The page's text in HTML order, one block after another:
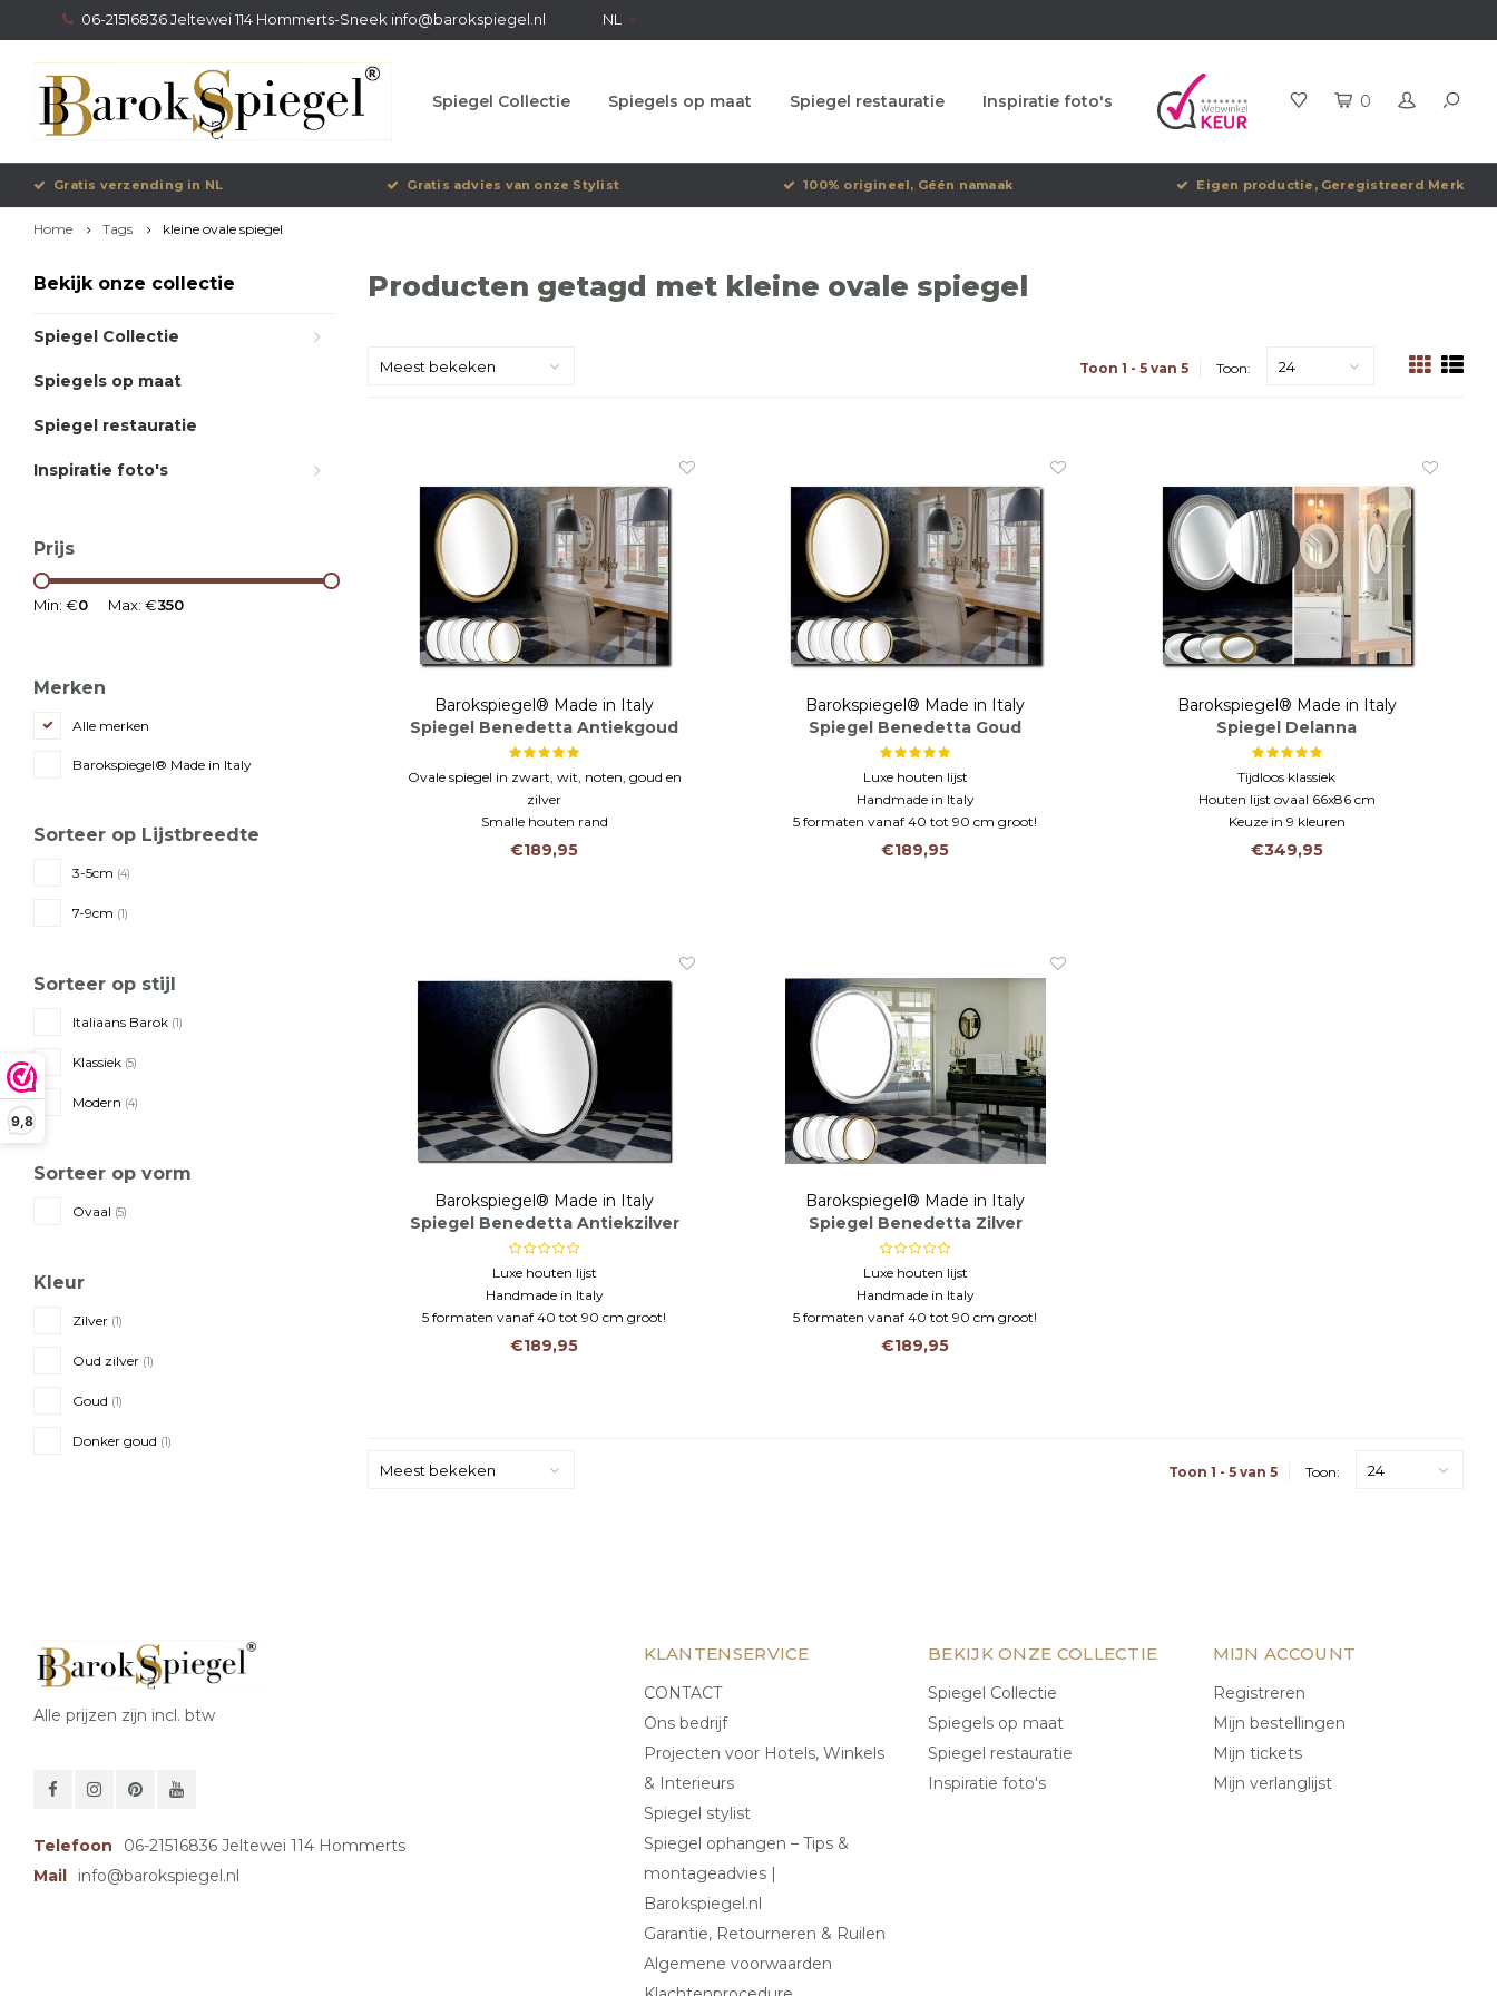
9,8
06-21516836 Jeltewei 114 Hommerts-Sneek info@barokspiegel.nl NL
Spiegel Collectie Spiegels op maat Spiegel restauratie Inspiratie foto's 0
Gratis verzending in NL Gratis advies van onze Stylist 100% origineel, Géén namaak Eigen productie, Geregistreerd Merk
Home Tags kleine ovale spiegel
Bekijk onze collectie
Spiegel Collectie
Spiegels op maat
Spiegel restauratie
Inspiratie foto's
Prijs
Min: €0 Max: €350
Merken
Alle merken
Barokspiegel® Made in Italy
Sorteer op Lijstbreedte
3-5cm (4)
7-9cm (1)
Sorteer op stijl
Italiaans Barok (1)
Klassiek (5)
Modern (4)
Sorteer op vorm
Ovaal (5)
Kleur
Zilver (1)
Oud zilver (1)
Goud (1)
Donker goud (1)
Producten getagd met kleine ovale spiegel
Meest bekeken Toon 1 - 5 van 5 Toon: 24
Barokspiegel® Made in Italy
Spiegel Benedetta Antiekgoud
Ovale spiegel in zwart, wit, noten, goud en
zilver
Smalle houten rand
5 formaten vanaf 40 tot 90 cm groot!
€189,95
Barokspiegel® Made in Italy
Spiegel Benedetta Goud
Luxe houten lijst
Handmade in Italy
5 formaten vanaf 40 tot 90 cm groot!
€189,95
Barokspiegel® Made in Italy
Spiegel Delanna
Tijdloos klassiek
Houten lijst ovaal 66x86 cm
Keuze in 9 kleuren
€349,95
Barokspiegel® Made in Italy
Spiegel Benedetta Antiekzilver
Luxe houten lijst
Handmade in Italy
5 formaten vanaf 40 tot 90 cm groot!
€189,95
Barokspiegel® Made in Italy
Spiegel Benedetta Zilver
Luxe houten lijst
Handmade in Italy
5 formaten vanaf 40 tot 90 cm groot!
€189,95
Meest bekeken Toon 1 - 5 van 5 Toon: 24
Alle prijzen zijn incl. btw
Telefoon
06-21516836 Jeltewei 114 Hommerts
Mail
info@barokspiegel.nl
KLANTENSERVICE
CONTACT
Ons bedrijf
Projecten voor Hotels, Winkels
& Interieurs
Spiegel stylist
Spiegel ophangen – Tips &
montageadvies |
Barokspiegel.nl
Garantie, Retourneren & Ruilen
Algemene voorwaarden
BEKIJK ONZE COLLECTIE
Spiegel Collectie
Spiegels op maat
Spiegel restauratie
Inspiratie foto's
MIJN ACCOUNT
Registreren
Mijn bestellingen
Mijn tickets
Mijn verlanglijst